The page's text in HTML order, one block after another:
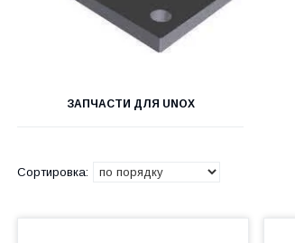
ЗАПЧАСТИ ДЛЯ UNOX